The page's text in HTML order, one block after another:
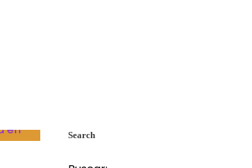
Search